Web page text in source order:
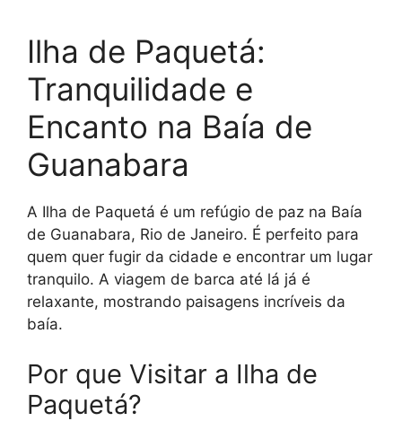
Ilha de Paquetá:
Tranquilidade e
Encanto na Baía de
Guanabara
A Ilha de Paquetá é um refúgio de paz na Baía
de Guanabara, Rio de Janeiro. É perfeito para
quem quer fugir da cidade e encontrar um lugar
tranquilo. A viagem de barca até lá já é
relaxante, mostrando paisagens incríveis da
baía.
Por que Visitar a Ilha de
Paquetá?